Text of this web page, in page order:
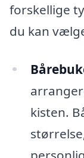
forskellige
du kan
kisten.